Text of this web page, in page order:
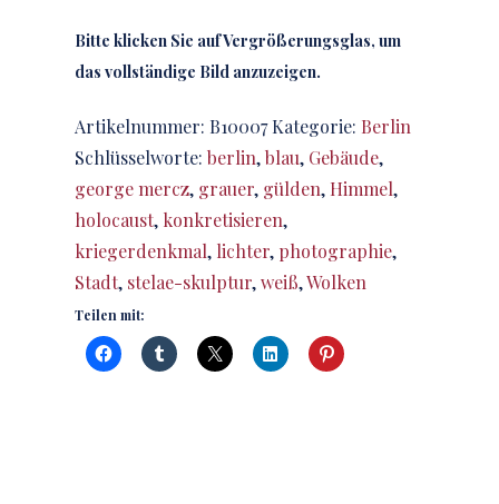
Bitte klicken Sie auf Vergrößerungsglas, um
das vollständige Bild anzuzeigen.
Artikelnummer: B10007 Kategorie: Berlin
Schlüsselworte: berlin,blau, Gebäude,
george mercz, grauer, gülden, Himmel,
holocaust, konkretisieren,
kriegerdenkmal, lichter, photographie,
Stadt, stelae-skulptur,weiß,Wolken
Teilen mit: